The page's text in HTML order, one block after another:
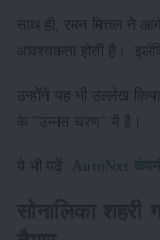
साथ ही, रमन मित्तल ने
आवश्यकता होती है।
उन्होंने यह भी उल्लेख
के "उन्नत चरण" में है।
ये भी पढ़ें: AutoNxt